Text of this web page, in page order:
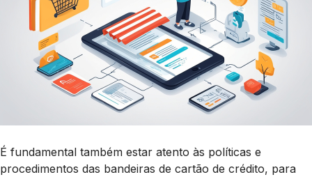
É fundamental também estar atento às políticas e
procedimentos das bandeiras de cartão de crédito, para